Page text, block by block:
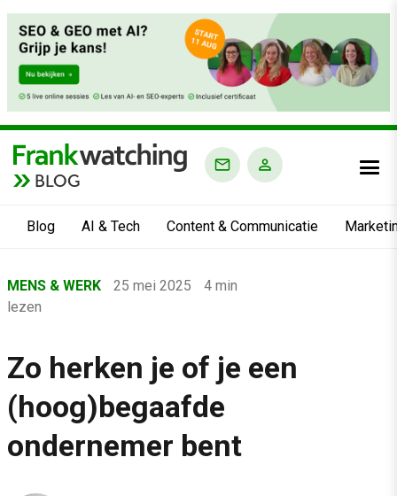
BLOG
Blog AI & Tech Content & Communicatie
›
Mens & Werk
›
Zo herken je of je een (hoog)begaafde ondernemer bent
MENS & WERK 25 mei 2025
4 min
lezen
Zo herken je of je een
(hoog)begaafde
ondernemer bent